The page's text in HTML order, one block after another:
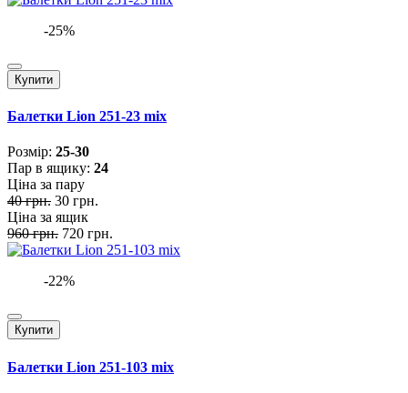
-25%
Купити
Балетки Lion 251-23 mix
Розмiр: 25-30
Пар в ящику: 24
Ціна за пару
40 грн. 30 грн.
Ціна за ящик
960 грн. 720 грн.
-22%
Купити
Балетки Lion 251-103 mix